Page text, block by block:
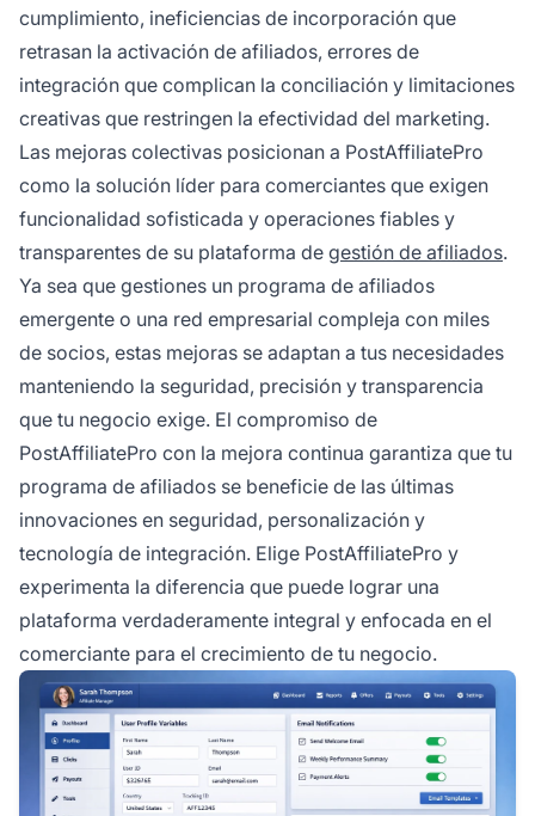
cumplimiento, ineficiencias de incorporación que
retrasan la activación de afiliados, errores de
integración que complican la conciliación y limitaciones
creativas que restringen la efectividad del marketing.
Las mejoras colectivas posicionan a PostAffiliatePro
como la solución líder para comerciantes que exigen
funcionalidad sofisticada y operaciones fiables y
transparentes de su plataforma de gestión de afiliados.
Ya sea que gestiones un programa de afiliados
emergente o una red empresarial compleja con miles
de socios, estas mejoras se adaptan a tus necesidades
manteniendo la seguridad, precisión y transparencia
que tu negocio exige. El compromiso de
PostAffiliatePro con la mejora continua garantiza que tu
programa de afiliados se beneficie de las últimas
innovaciones en seguridad, personalización y
tecnología de integración. Elige PostAffiliatePro y
experimenta la diferencia que puede lograr una
plataforma verdaderamente integral y enfocada en el
comerciante para el crecimiento de tu negocio.